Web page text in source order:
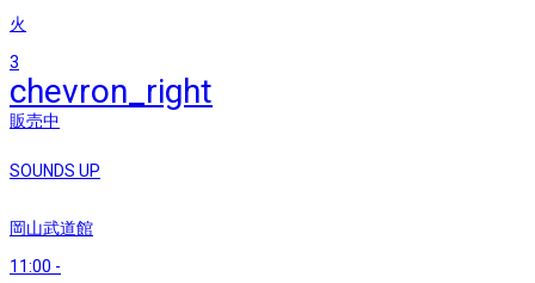
火
3
chevron_right
販売中
SOUNDS UP
岡山武道館
11:00 -